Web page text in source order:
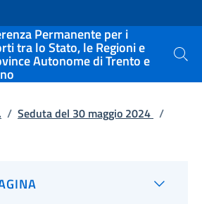
Permanente per i
tra lo Stato, le Regioni e
Autonome di Trento e Cerca
/ Seduta del 30 maggio 2024 /